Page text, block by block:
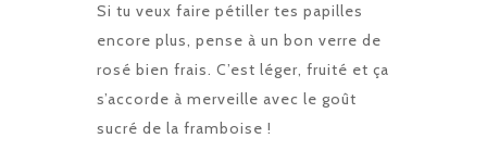
Si tu veux faire pétiller tes papilles
encore plus, pense à un bon verre de
rosé bien frais. C’est léger, fruité et ça
s’accorde à merveille avec le goût
sucré de la framboise !